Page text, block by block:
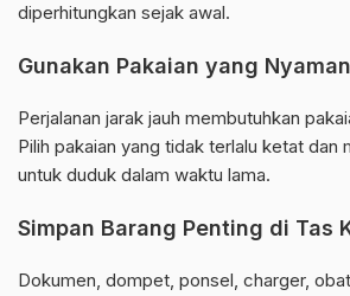
diperhitungkan sejak awal.
Gunakan Pakaian yang Nyaman
Perjalanan jarak jauh membutuhkan
Pilih pakaian yang tidak terlalu ketat dan
untuk duduk dalam waktu lama.
Simpan Barang Penting di Tas
Dokumen, dompet, ponsel, charger,